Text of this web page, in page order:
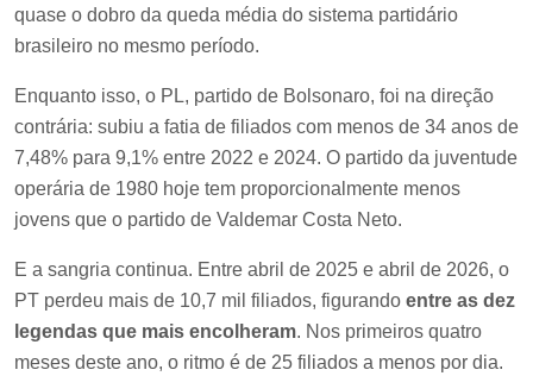
quase o dobro da queda média do sistema partidário
brasileiro no mesmo período.
Enquanto isso, o PL, partido de Bolsonaro, foi na direção
contrária: subiu a fatia de filiados com menos de 34 anos de
7,48% para 9,1% entre 2022 e 2024. O partido da juventude
operária de 1980 hoje tem proporcionalmente menos
jovens que o partido de Valdemar Costa Neto.
E a sangria continua. Entre abril de 2025 e abril de 2026, o
PT perdeu mais de 10,7 mil filiados, figurando entre as dez
legendas que mais encolheram. Nos primeiros quatro
meses deste ano, o ritmo é de 25 filiados a menos por dia.